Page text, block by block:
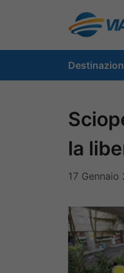
contenuto
la
17 Gennaio